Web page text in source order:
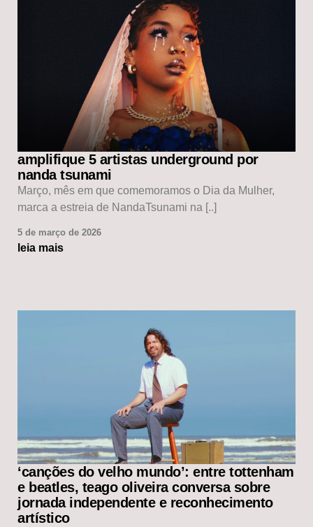
amplifique 5 artistas underground por
nanda tsunami
Março, mês em que comemoramos o Dia da Mulher,
marca a estreia de NandaTsunami na [..]
5 de março de 2026
leia mais
‘canções do velho mundo’: entre tottenham
e beatles, teago oliveira conversa sobre
jornada independente e reconhecimento
artístico